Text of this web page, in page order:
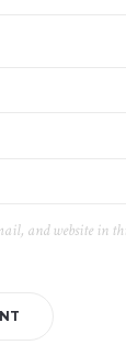
and website in